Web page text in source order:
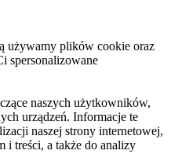
używamy plików cookie oraz
spersonalizowane
naszych użytkowników,
urządzeń. Informacje te
naszej strony internetowej,
i treści, a także do analizy